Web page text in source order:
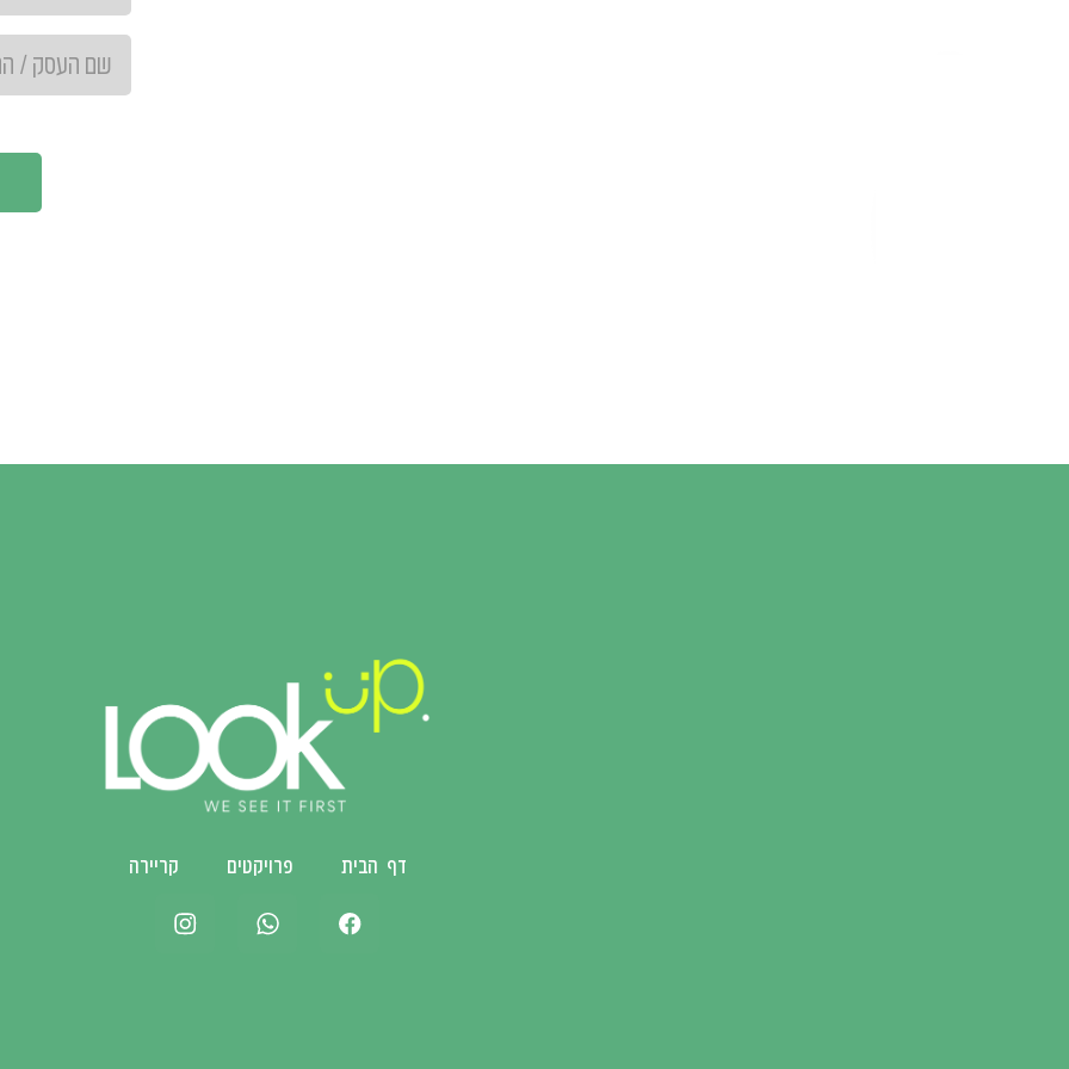
דף הבית פרויקטים קריירה